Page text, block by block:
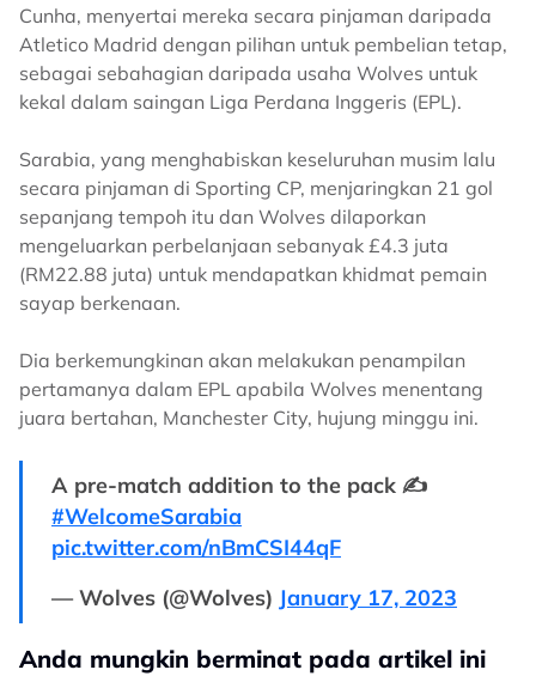
Cunha, menyertai mereka secara pinjaman daripada
Atletico Madrid dengan pilihan untuk pembelian tetap,
sebagai sebahagian daripada usaha Wolves untuk
kekal dalam saingan Liga Perdana Inggeris (EPL).
Sarabia, yang menghabiskan keseluruhan musim lalu
secara pinjaman di Sporting CP, menjaringkan 21 gol
sepanjang tempoh itu dan Wolves dilaporkan
mengeluarkan perbelanjaan sebanyak £4.3 juta
(RM22.88 juta) untuk mendapatkan khidmat pemain
sayap berkenaan.
Dia berkemungkinan akan melakukan penampilan
pertamanya dalam EPL apabila Wolves menentang
juara bertahan, Manchester City, hujung minggu ini.
A pre-match addition to the pack ✍️
#WelcomeSarabia
pic.twitter.com/nBmCSI44qF
— Wolves (@Wolves) January 17, 2023
Anda mungkin berminat pada artikel ini